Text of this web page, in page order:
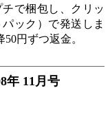
で梱包し、クリッ
ック）で発送しま
円ずつ返金。
年 11月号